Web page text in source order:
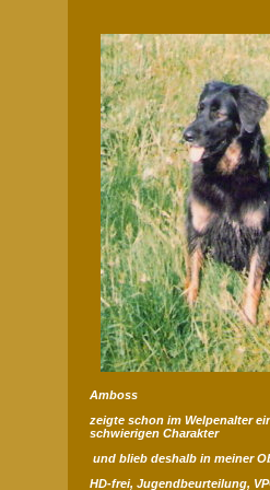
Amboss
zeigte schon im Welpenalter
schwierigen Charakter
und blieb deshalb in meiner
HD-frei, Jugendbeurteilung,